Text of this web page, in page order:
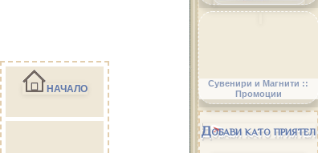
Сувенири и Магнити ::
Промоции
Добави като приятел
НАЧАЛО